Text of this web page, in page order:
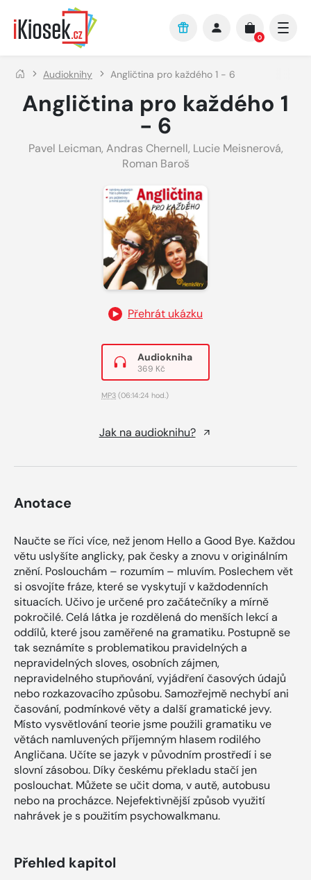
Přejít na hlavní obsah
0
Audioknihy Angličtina pro každého 1 - 6
Angličtina pro každého 1
- 6
Pavel Leicman, Andras Chernell, Lucie Meisnerová,
Roman Baroš
Přehrát ukázku
Audiokniha
369 Kč
MP3 (06:14:24 hod.)
Jak na audioknihu?
Anotace
Naučte se říci více, než jenom Hello a Good Bye. Každou
větu uslyšíte anglicky, pak česky a znovu v originálním
znění. Poslouchám – rozumím – mluvím. Poslechem vět
si osvojíte fráze, které se vyskytují v každodenních
situacích. Učivo je určené pro začátečníky a mírně
pokročilé. Celá látka je rozdělená do menších lekcí a
oddílů, které jsou zaměřené na gramatiku. Postupně se
tak seznámíte s problematikou pravidelných a
nepravidelných sloves, osobních zájmen,
nepravidelného stupňování, vyjádření časových údajů
nebo rozkazovacího způsobu. Samozřejmě nechybí ani
časování, podmínkové věty a další gramatické jevy.
Místo vysvětlování teorie jsme použili gramatiku ve
větách namluvených příjemným hlasem rodilého
Angličana. Učíte se jazyk v původním prostředí i se
slovní zásobou. Díky českému překladu stačí jen
poslouchat. Můžete se učit doma, v autě, autobusu
nebo na procházce. Nejefektivnější způsob využití
nahrávek je s použitím psychowalkmanu.
Přehled kapitol